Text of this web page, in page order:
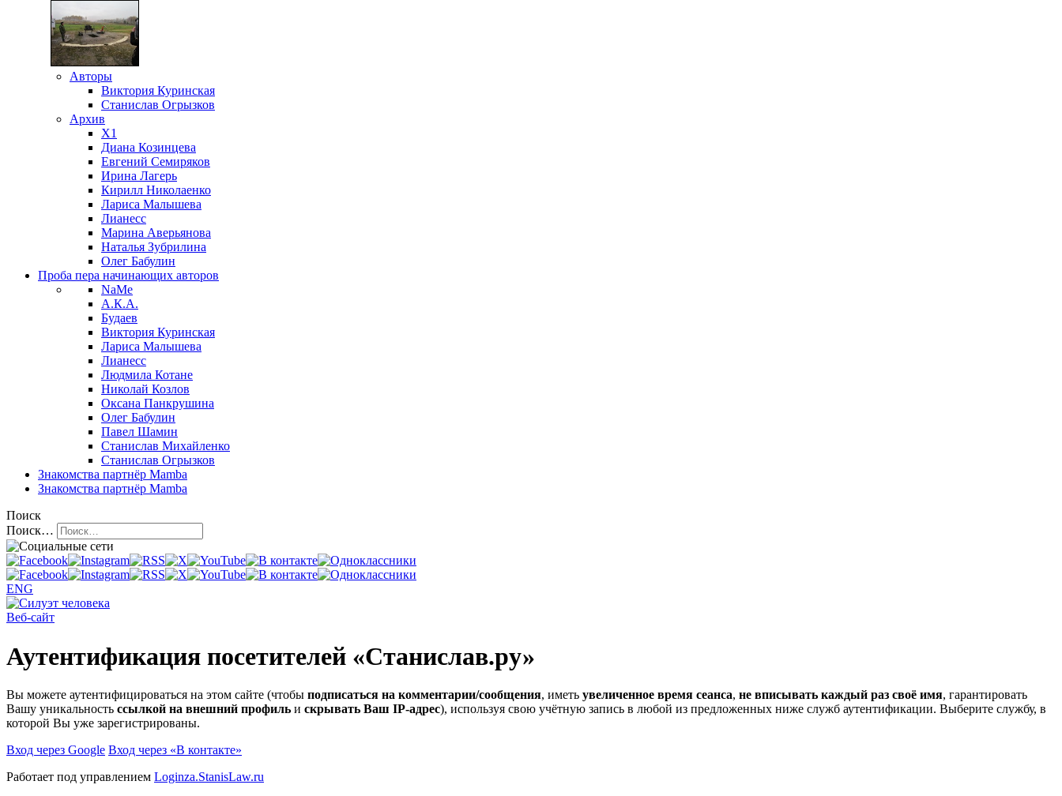
Авторы
Виктория Куринская
Станислав Огрызков
Архив
X1
Диана Козинцева
Евгений Семиряков
Ирина Лагерь
Кирилл Николаенко
Лариса Малышева
Лианесс
Марина Аверьянова
Наталья Зубрилина
Олег Бабулин
Проба пера начинающих авторов
NaMe
А.К.А.
Будаев
Виктория Куринская
Лариса Малышева
Лианесс
Людмила Котане
Николай Козлов
Оксана Панкрушина
Олег Бабулин
Павел Шамин
Станислав Михайленко
Станислав Огрызков
Знакомства партнёр Mamba
Знакомства партнёр Mamba
Поиск
Поиск…
ENG
Веб-сайт
Аутентификация посетителей «Станислав.ру»
Вы можете аутентифицироваться на этом сайте (чтобы подписаться на комментарии/сообщения, иметь увеличенное время сеанса, не вписывать каждый раз своё имя, гарантировать
Вашу уникальность ссылкой на внешний профиль и скрывать Ваш IP-адрес), используя свою учётную запись в любой из предложенных ниже служб аутентификации. Выберите службу, в
которой Вы уже зарегистрированы.
Вход через Google Вход через «В контакте»
Работает под управлением Loginza.StanisLaw.ru